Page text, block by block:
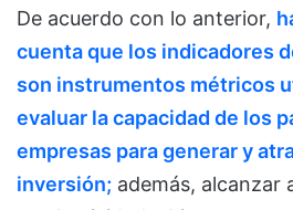
De acuerdo con lo anterior,
cuenta que los indicadores
son instrumentos métricos
evaluar la capacidad de los
empresas para generar y
inversión; además, alcanzar